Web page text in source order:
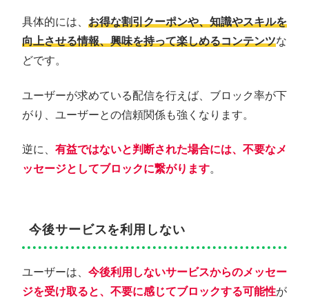
具体的には、 お得な割引クーポンや、知識やスキルを
向上させる情報、興味を持って楽しめるコンテンツな
どです。
ユーザーが求めている配信を行えば、ブロック率が下
がり、ユーザーとの信頼関係も強くなります。
逆に、 有益ではないと判断された場合には、不要なメ
ッセージとしてブロックに繋がります。
今後サービスを利用しない
ユーザーは、 今後利用しないサービスからのメッセー
ジを受け取ると、 不要に感じてブロックする可能性が